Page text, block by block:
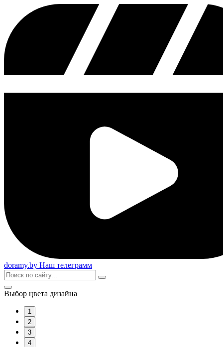
doramy.by Наш телеграмм
Выбор цвета дизайна
1
2
3
4